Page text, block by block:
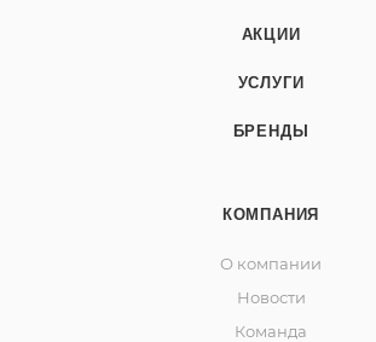
АКЦИИ
УСЛУГИ
БРЕНДЫ
КОМПАНИЯ
О компании
Новости
Команда